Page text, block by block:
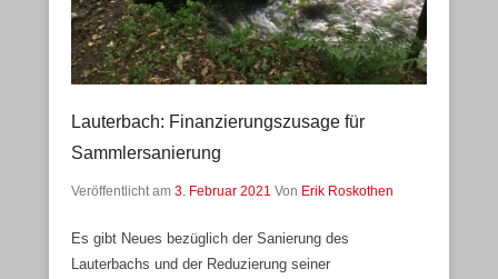
Lauterbach: Finanzierungszusage für
Sammlersanierung
Veröffentlicht am 3. Februar 2021 Von Erik Roskothen
Es gibt Neues bezüglich der Sanierung des
Lauterbachs und der Reduzierung seiner